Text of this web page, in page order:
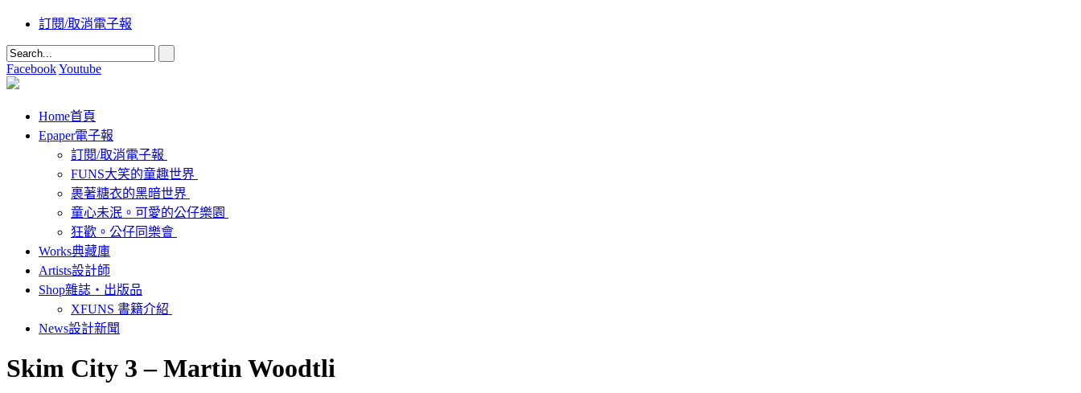
訂閱/取消電子報
FacebookYoutube
Home首頁
Epaper電子報
訂閱/取消電子報
FUNS大笑的童趣世界
裹著糖衣的黑暗世界
童心未泯。可愛的公仔樂園
狂歡。公仔同樂會
Works典藏庫
Artists設計師
Shop雜誌‧出版品
XFUNS 書籍介紹
News設計新聞
Skim City 3 – Martin Woodtli